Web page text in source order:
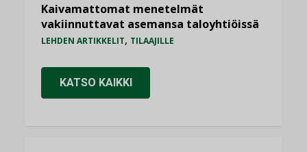
Kaivamattomat menetelmät
vakiinnuttavat asemansa taloyhtiöissä
LEHDEN ARTIKKELIT, TILAAJILLE
KATSO KAIKKI